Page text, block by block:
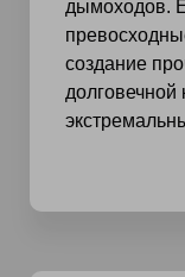
дымоходов.
создание